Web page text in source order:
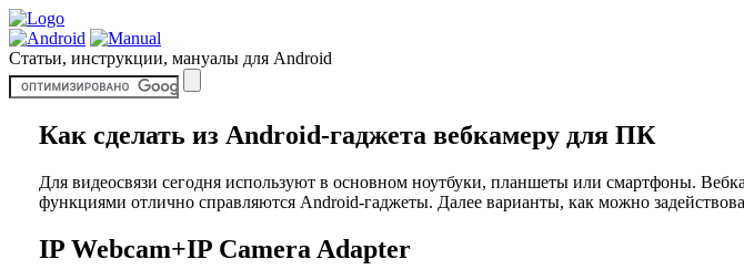
Статьи, инструкции, мануалы для Android
Как сделать из Android-гаджета вебкамеру для ПК
Для видеосвязи сегодня используют в основном ноутбуки, планшеты или смартфоны.
функциями отлично справляются Android-гаджеты. Далее варианты, как можно
IP Webcam+IP Camera Adapter